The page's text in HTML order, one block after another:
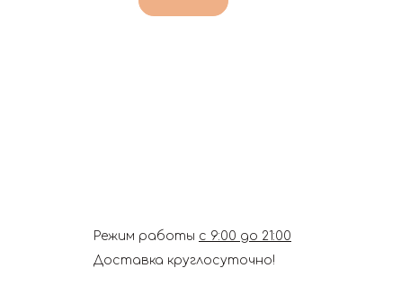
Режим работы с 9:00 до 21:00
Доставка круглосуточно!